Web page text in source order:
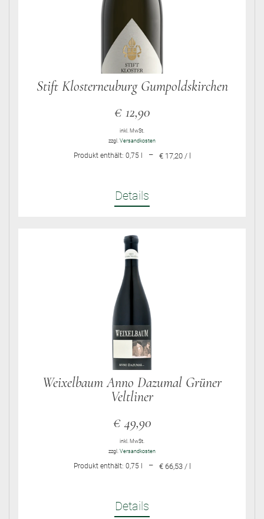
Stift Klosterneuburg Gumpoldskirchen
€12,90
inkl. MwSt.
zzgl. Versandkosten
Produkt enthält: 0,75 – € 17,20 / l
Details
Weixelbaum Anno Dazumal Grüner
Veltliner
€49,90
inkl. MwSt.
zzgl. Versandkosten
Produkt enthält: 0,75 – € 66,53 / l
Details